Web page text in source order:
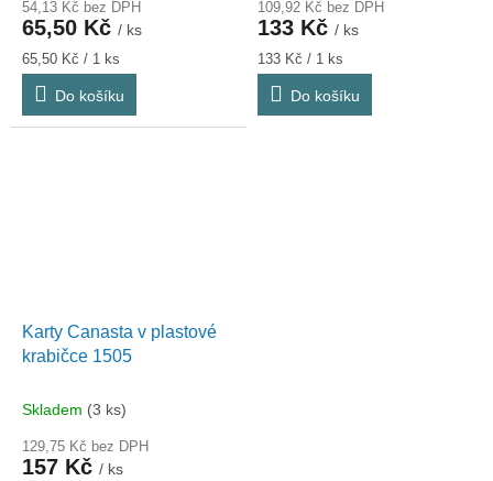
54,13 Kč bez DPH
65,50 Kč / ks
Měrná
cena:
65,50 Kč / 1 ks
Do košíku
109,92 Kč bez DPH
133 Kč / ks
Měrná
cena:
133 Kč / 1 ks
Do košíku
Karty Canasta v plastové
krabičce 1505
Skladem (3 ks)
129,75 Kč bez DPH
157 Kč / ks